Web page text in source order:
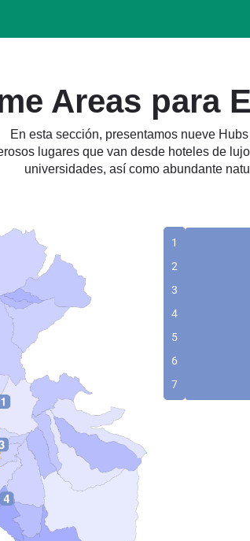
Areas para
En esta sección, presentamos nueve
lugares que van desde hoteles de
universidades, así como abundante
1
2
3
4
5
6
7